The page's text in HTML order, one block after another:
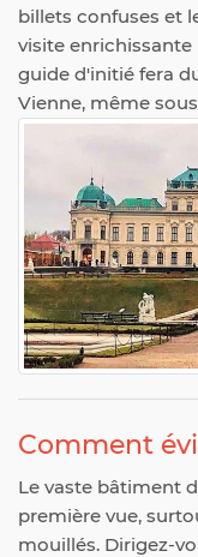
billets confuses et
visite enrichissante
guide d'initié fera
Vienne, même
Comment
Le vaste bâtiment
première vue,
mouillés. Dirigez-